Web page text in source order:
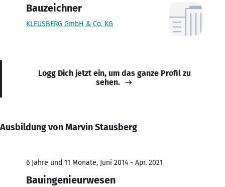
Bauzeichner
KLEUSBERG GmbH & Co. KG
Logg Dich jetzt ein, um das ganze Profil zu
sehen.
Ausbildung von Marvin Stausberg
6 Jahre und 11 Monate, Juni 2014 - Apr. 2021
Bauingenieurwesen